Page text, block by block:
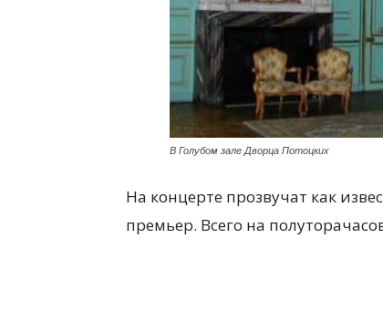
В Голубом зале Дворца Потоцких
На концерте прозвучат как
премьер. Всего на